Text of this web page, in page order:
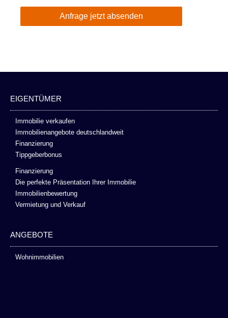
Anfrage jetzt absenden
EIGENTÜMER
Immobilie verkaufen
Immobilienangebote deutschlandweit
Finanzierung
Tippgeberbonus
Finanzierung
Die perfekte Präsentation Ihrer Immobilie
Immobilienbewertung
Vermietung und Verkauf
ANGEBOTE
Wohnimmobilien